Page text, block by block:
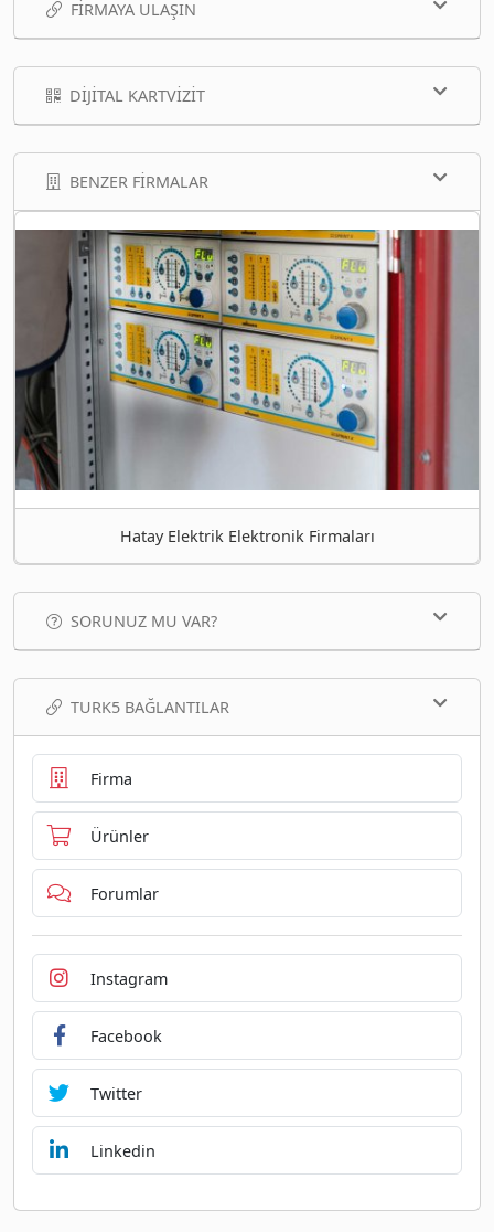
FIRMAYA ULAŞIN
DIJITAL KARTVIZIT
BENZER FIRMALAR
Hatay Elektrik Elektronik Firmaları
SORUNUZ MU VAR?
TURK5 BAĞLANTILAR
Firma
Ürünler
Forumlar
Instagram
Facebook
Twitter
Linkedin